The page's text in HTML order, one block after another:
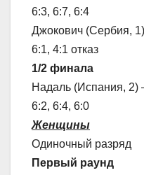
6:3, 6:7, 6:4
Джокович (Сербия,
6:1, 4:1 отказ
1/2 финала
Надаль (Испания, 2)
6:2, 6:4, 6:0
Женщины
Одиночный разряд
Первый раунд